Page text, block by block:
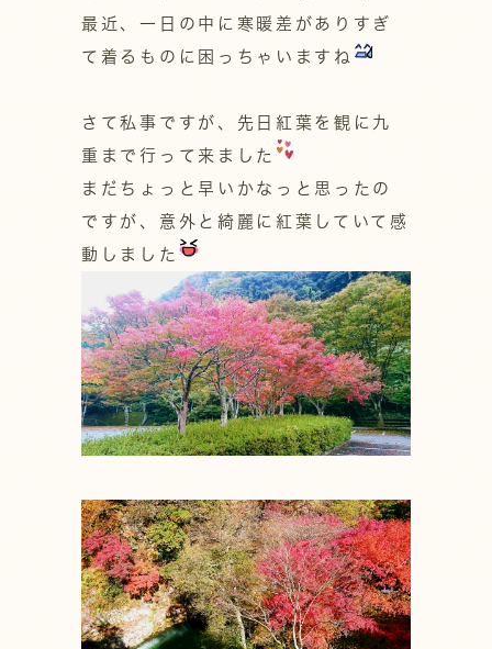
最近、一日の中に寒暖差がありすぎ
て着るものに困っちゃいますね
さて私事ですが、先日紅葉を観に九
重まで行って来ました
まだちょっと早いかなっと思ったの
ですが、意外と綺麗に紅葉していて感
動しました